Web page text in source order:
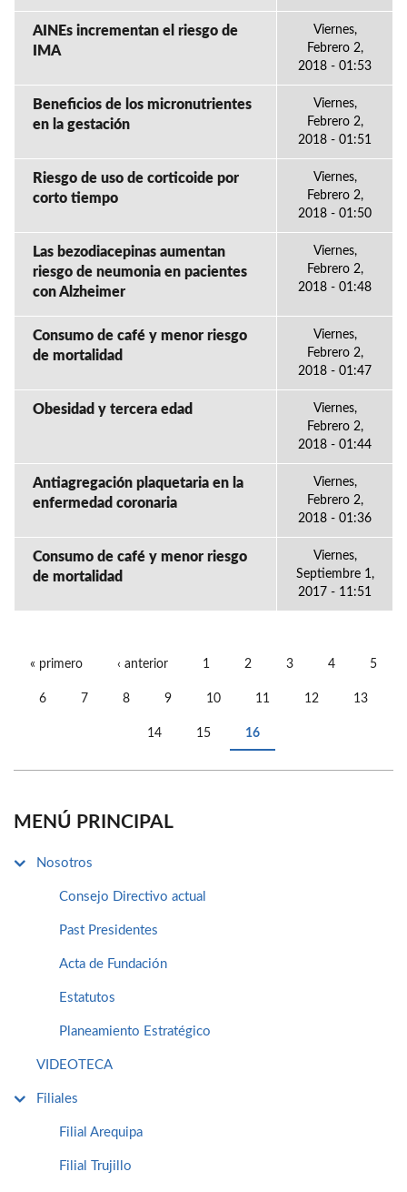
AINEs incrementan el riesgo de
IMA
Viernes,
Febrero 2,
2018 - 01:53
Beneficios de los micronutrientes
en la gestación
Viernes,
Febrero 2,
2018 - 01:51
Riesgo de uso de corticoide por
corto tiempo
Viernes,
Febrero 2,
2018 - 01:50
Las bezodiacepinas aumentan
riesgo de neumonia en pacientes
con Alzheimer
Viernes,
Febrero 2,
2018 - 01:48
Consumo de café y menor riesgo
de mortalidad
Viernes,
Febrero 2,
2018 - 01:47
Obesidad y tercera edad
Viernes,
Febrero 2,
2018 - 01:44
Antiagregación plaquetaria en la
enfermedad coronaria
Viernes,
Febrero 2,
2018 - 01:36
Consumo de café y menor riesgo
de mortalidad
Viernes,
Septiembre 1,
2017 - 11:51
« primero ‹ anterior 1 2 3 4 5
6 7 8 9 10 11 12 13
14 15 16
MENÚ PRINCIPAL
Nosotros
Consejo Directivo actual
Past Presidentes
Acta de Fundación
Estatutos
Planeamiento Estratégico
VIDEOTECA
Filiales
Filial Arequipa
Filial Trujillo